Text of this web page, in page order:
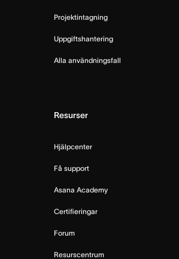
Projektintagning
Uppgiftshantering
Alla användningsfall
Resurser
Hjälpcenter
Få support
Asana Academy
Certifieringar
Forum
Resurscentrum